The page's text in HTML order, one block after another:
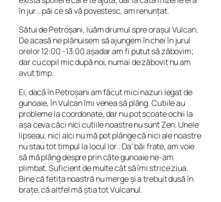
în jur… păi ce să vă povestesc, am renunțat.
Sătui de Petroșani, luăm drumul spre orașul Vulcan.
De acasă ne plănuisem să ajungem în chei în jurul
orelor 12:00 -13:00 așadar am fi putut să zăbovim;
dar cu copil mic după noi, numai de zăbovit nu am
avut timp.
Ei, dacă în Petroșani am făcut mici nazuri legat de
gunoaie, în Vulcan îmi venea să plâng. Cutiile au
probleme la coordonate, dar nu pot scoate ochii la
așa ceva căci nici cutiile noastre nu sunt Zen. Unele
lipseau; nici aici nu mă pot plânge că nici ale noastre
nu stau tot timpul la locul lor.. Da’ băi frate, am voie
să mă plâng despre prin câte gunoaie ne-am
plimbat. Suficient de multe cât să îmi strice ziua.
Bine că fetița noastră nu merge și a trebuit dusă în
brațe, că altfel mă știa tot Vulcanul.